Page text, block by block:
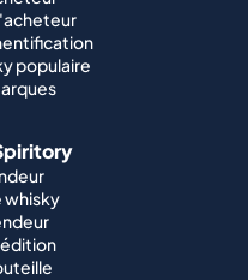
populaire
whisky